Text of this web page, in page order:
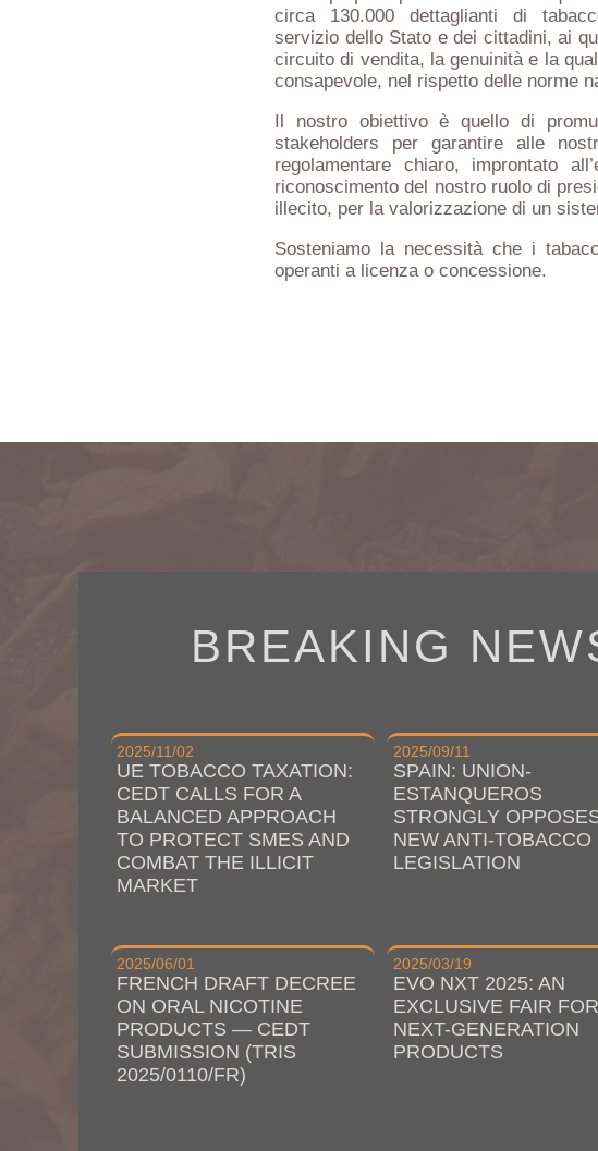
circa 130.000 dettaglianti di
servizio dello Stato e dei cittadini, ai
circuito di vendita, la genuinità e la
consapevole, nel rispetto delle norme
Il nostro obiettivo è quello di
stakeholders per garantire alle
regolamentare chiaro, improntato
riconoscimento del nostro ruolo di
illecito, per la valorizzazione di un
Sosteniamo la necessità che i
operanti a licenza o concessione.
BREAKING
2025/11/02
UE TOBACCO TAXATION:
CEDT CALLS FOR A
BALANCED APPROACH
TO PROTECT SMES AND
COMBAT THE ILLICIT
MARKET
2025/09/11
SPAIN: UNION-
ESTANQUEROS
STRONGLY
NEW ANTI-TOBACCO
LEGISLATION
2025/06/01
FRENCH DRAFT DECREE
ON ORAL NICOTINE
PRODUCTS — CEDT
SUBMISSION (TRIS
2025/0110/FR)
2025/03/19
EVO NXT 2025: AN
EXCLUSIVE FAIR FOR
NEXT-GENERATION
PRODUCTS